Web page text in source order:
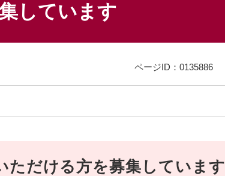
しています
ページID：0135886
ただける方を募集しています